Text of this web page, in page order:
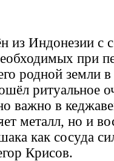
из Индонезии с
при
родной земли
ритуальное
важно в
металл, но и
как сосуда
Крисов.